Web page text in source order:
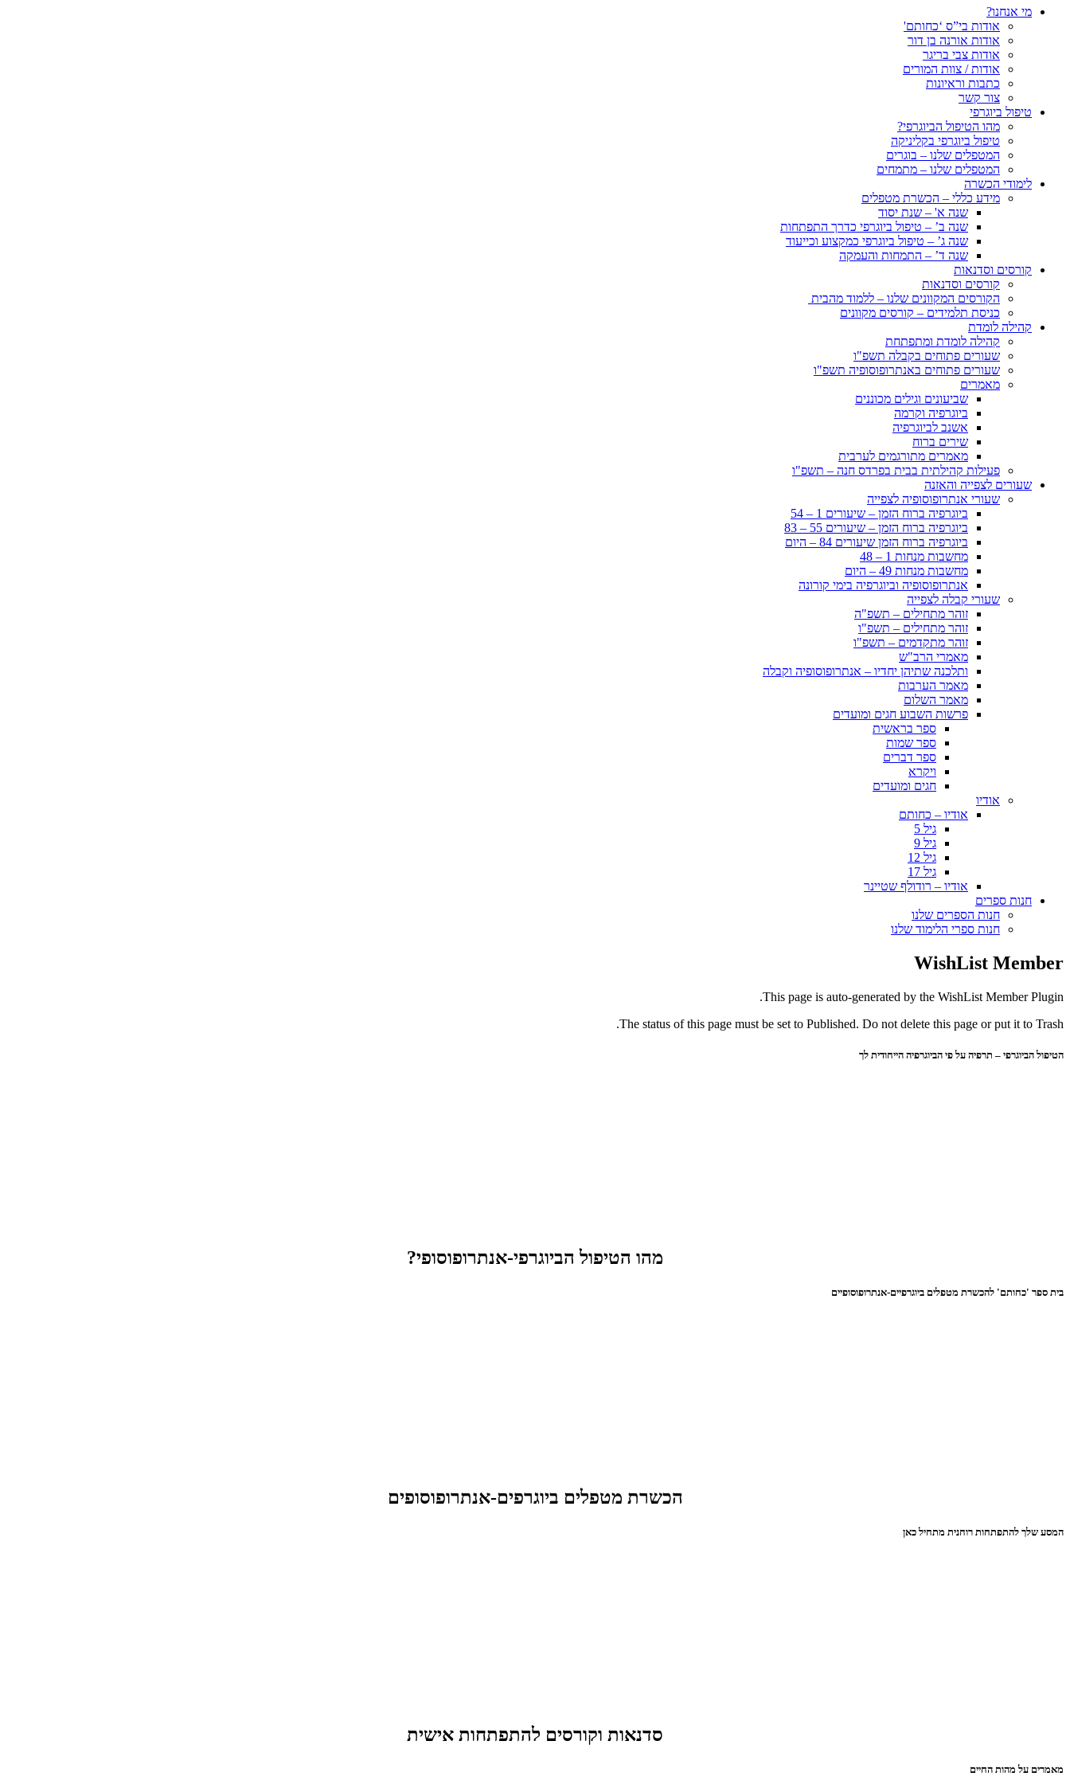
מי אנחנו?
אודות בי”ס ‘כחותם'
אודות אורנה בן דור
אודות צבי בריגר
אודות / צוות המורים
כתבות וראיונות
צור קשר
טיפול ביוגרפי
מהו הטיפול הביוגרפי?
טיפול ביוגרפי בקליניקה
המטפלים שלנו – בוגרים
המטפלים שלנו – מתמחים
לימודי הכשרה
מידע כללי – הכשרת מטפלים
שנה א' – שנת יסוד
שנה ב’ – טיפול ביוגרפי כדרך התפתחות
שנה ג’ – טיפול ביוגרפי כמקצוע וכייעוד
שנה ד’ – התמחות והעמקה
קורסים וסדנאות
קורסים וסדנאות
הקורסים המקוונים שלנו – ללמוד מהבית
כניסת תלמידים – קורסים מקוונים
קהילה לומדת
קהילה לומדת ומתפתחת
שעורים פתוחים בקבלה תשפ"ו
שעורים פתוחים באנתרופוסופיה תשפ"ו
מאמרים
שביעונים וגילים מכוננים
ביוגרפיה וקרמה
אשנב לביוגרפיה
שירים ברוח
מאמרים מתורגמים לערבית
פעילות קהילתית בבית בפרדס חנה – תשפ"ו
שעורים לצפייה והאזנה
שעורי אנתרופוסופיה לצפייה
ביוגרפיה ברוח הזמן – שיעורים 1 – 54
ביוגרפיה ברוח הזמן – שיעורים 55 – 83
ביוגרפיה ברוח הזמן שיעורים 84 – היום
מחשבות מנחות 1 – 48
מחשבות מנחות 49 – היום
אנתרופוסופיה וביוגרפיה בימי קורונה
שעורי קבלה לצפייה
זוהר מתחילים – תשפ"ה
זוהר מתחילים – תשפ"ו
זוהר מתקדמים – תשפ"ו
מאמרי הרב"ש
ותלכנה שתיהן יחדיו – אנתרופוסופיה וקבלה
מאמר הערבות
מאמר השלום
פרשות השבוע חגים ומועדים
ספר בראשית
ספר שמות
ספר דברים
ויקרא
חגים ומועדים
אודיו
אודיו – כחותם
גיל 5
גיל 9
גיל 12
גיל 17
אודיו – רודולף שטיינר
חנות ספרים
חנות הספרים שלנו
חנות ספרי הלימוד שלנו
WishList Member
This page is auto-generated by the WishList Member Plugin.
The status of this page must be set to Published. Do not delete this page or put it to Trash.
הטיפול הביוגרפי – תרפיה על פי הביוגרפיה הייחודית לך
מהו הטיפול הביוגרפי-אנתרופוסופי?
בית ספר 'כחותם' להכשרת מטפלים ביוגרפיים-אנתרופוסופיים
הכשרת מטפלים ביוגרפים-אנתרופוסופים
המסע שלך להתפתחות רוחנית מתחיל כאן
סדנאות וקורסים להתפתחות אישית
מאמרים על מהות החיים